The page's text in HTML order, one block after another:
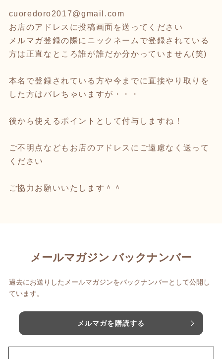
cuoredoro2017@gmail.com
お店のアドレスに投稿画面を送ってください
メルマガ登録の際にニックネームで登録されている
方は正直なところ誰が誰だか分かっていません(笑)
本名で登録されている方や今までに直接やり取りを
した方はバレちゃいますが・・・
後から使えるポイントとして付与しますね！
ご不明点などもお店のアドレスにご遠慮なく送って
ください
ご協力お願いいたします＾＾
メールマガジン バックナンバー
過去にお送りしたメールマガジンをバックナンバーとして公開し
ています。
メルマガを購読する